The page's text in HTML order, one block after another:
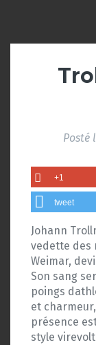
Posté
+1
tweet
Johann
vedette des
Weimar,
Son sang
poings
et
présence
style